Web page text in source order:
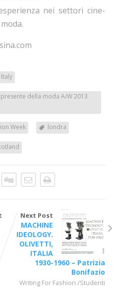
nei settori cine-
Italy
della moda A/W 2013
Week londra
Next Post
MACHINE
IDEOLOGY.
OLIVETTI,
ITALIA
1930-1960 – Patrizia
Bonifazio
Writing For Fashion /Studenti